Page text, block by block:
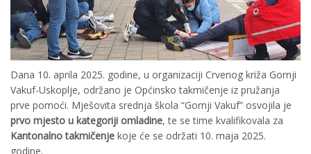
Dana 10. aprila 2025. godine, u organizaciji Crvenog križa Gornji
Vakuf-Uskoplje, održano je Općinsko takmičenje iz pružanja
prve pomoći. Mješovita srednja škola “Gornji Vakuf” osvojila je
prvo mjesto u kategoriji omladine, te se time kvalifikovala za
Kantonalno takmičenje koje će se održati 10. maja 2025.
godine.